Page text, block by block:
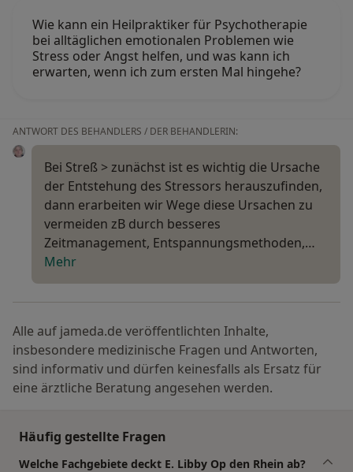
Wie kann ein Heilpraktiker für Psychotherapie
bei alltäglichen emotionalen Problemen wie
Stress oder Angst helfen, und was kann ich
erwarten, wenn ich zum ersten Mal hingehe?
ANTWORT DES BEHANDLERS / DER BEHANDLERIN:
Bei Streß > zunächst ist es wichtig die Ursache
der Entstehung des Stressors herauszufinden,
dann erarbeiten wir Wege diese Ursachen zu
vermeiden zB durch besseres
Zeitmanagement, Entspannungsmethoden,…
Mehr
Alle auf jameda.de veröffentlichten Inhalte,
insbesondere medizinische Fragen und Antworten,
sind informativ und dürfen keinesfalls als Ersatz für
eine ärztliche Beratung angesehen werden.
Häufig gestellte Fragen
Welche Fachgebiete deckt E. Libby Op den Rhein ab?